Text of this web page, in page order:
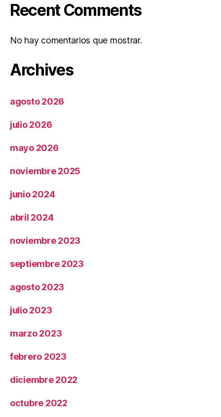
Recent Comments
No hay comentarios que mostrar.
Archives
agosto 2026
julio 2026
mayo 2026
noviembre 2025
junio 2024
abril 2024
noviembre 2023
septiembre 2023
agosto 2023
julio 2023
marzo 2023
febrero 2023
diciembre 2022
octubre 2022